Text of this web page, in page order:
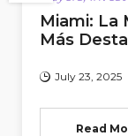
Miami: La
Más
July 23, 2025
Read